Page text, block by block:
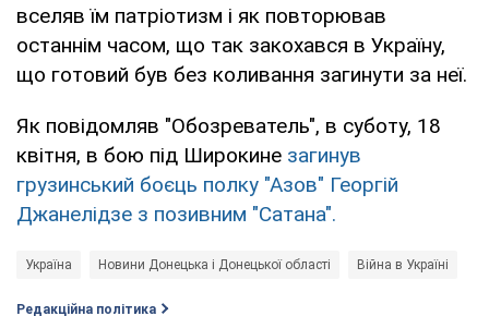
вселяв їм патріотизм і як повторював
останнім часом, що так закохався в Україну,
що готовий був без коливання загинути за неї.
Як повідомляв "Обозреватель", в суботу, 18
квітня, в бою під Широкине загинув
грузинський боєць полку "Азов" Георгій
Джанелідзе з позивним "Сатана".
Україна Новини Донецька і Донецької області Війна в Україні
Редакційна політика